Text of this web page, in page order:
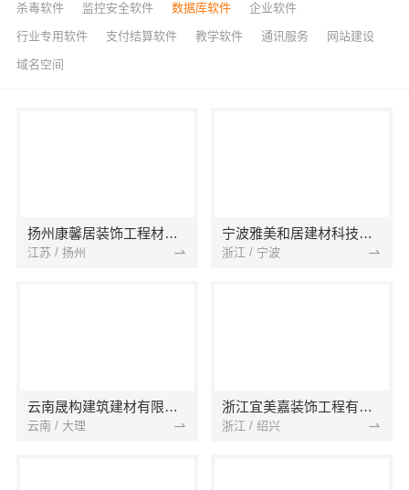
杀毒软件 监控安全软件 数据库软件 企业软件
行业专用软件 支付结算软件 教学软件 通讯服务 网站建设
域名空间
扬州康馨居装饰工程材料有限公司
江苏 / 扬州
宁波雅美和居建材科技有限公司
浙江 / 宁波
云南晟构建筑建材有限公司
云南 / 大理
浙江宜美嘉装饰工程有限公司
浙江 / 绍兴